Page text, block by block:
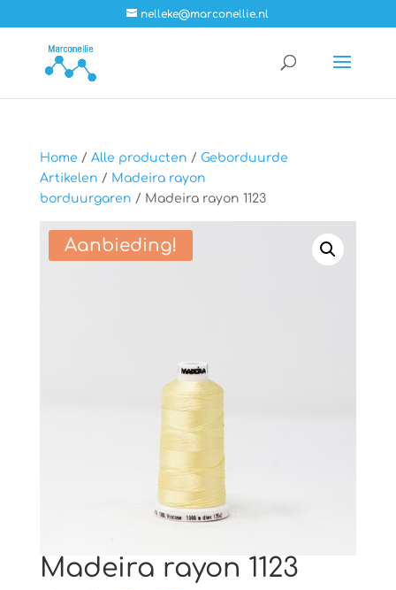
nelleke@marconellie.nl
Home / Alle producten / Geborduurde
Artikelen / Madeira rayon
borduurgaren / Madeira rayon 1123
Aanbieding!
Madeira rayon 1123